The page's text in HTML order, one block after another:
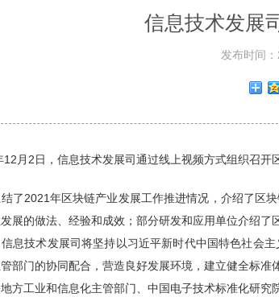
信息技术发展
发布时间
2日，信息技术发展司通过线上视频方式组织召开区
2021年区块链产业发展工作推进情况，介绍了区块
展的做法、经验和成效；部分研发和应用单位介绍了
技术发展司将坚持以习近平新时代中国特色社会主
部门的协同配合，营造良好发展环境，建立健全标
工业和信息化主管部门、中国电子技术标准化研究